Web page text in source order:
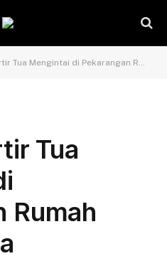
Mengintai di Pekarangan Rumah Warga Jogja
Tua
Rumah